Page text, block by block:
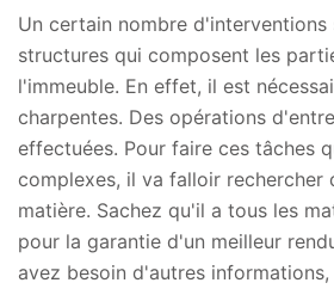
Un certain nombre
structures qui composent les
l'immeuble. En effet, il est
charpentes. Des opérations
effectuées. Pour faire ces tâches
complexes, il va falloir rechercher
matière. Sachez qu'il a tous les
pour la garantie d'un meilleur
avez besoin d'autres